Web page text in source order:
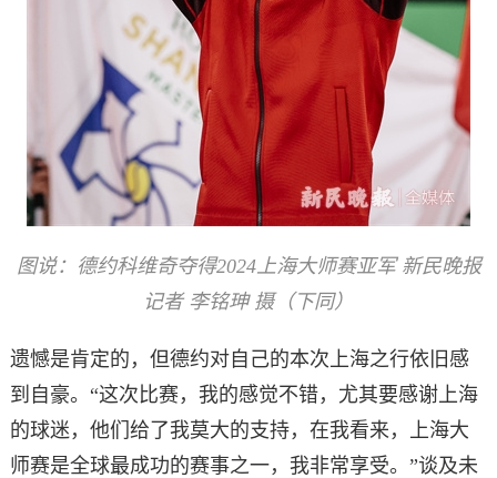
图说：德约科维奇夺得2024上海大师赛亚军 新民晚报
记者 李铭珅 摄（下同）
遗憾是肯定的，但德约对自己的本次上海之行依旧感
到自豪。“这次比赛，我的感觉不错，尤其要感谢上海
的球迷，他们给了我莫大的支持，在我看来，上海大
师赛是全球最成功的赛事之一，我非常享受。”谈及未